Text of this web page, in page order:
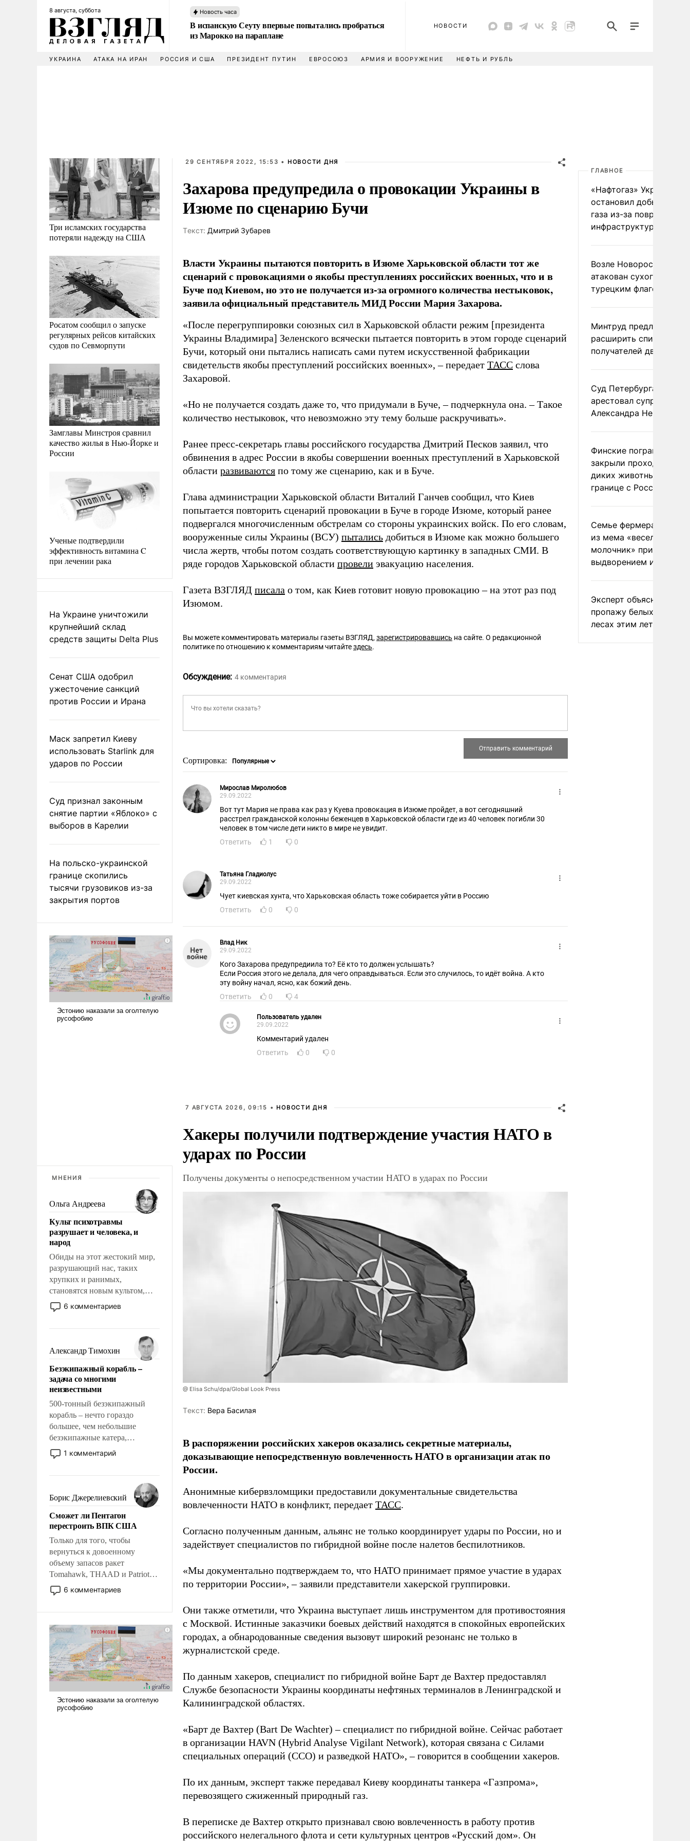
8 августа, суббота Новость часа
В испанскую Сеуту впервые попытались пробраться
из Марокко на параплане
НОВОСТИ
УКРАИНА АТАКА НА ИРАН РОССИЯ И США ПРЕЗИДЕНТ ПУТИН ЕВРОСОЮЗ АРМИЯ И ВООРУЖЕНИЕ НЕФТЬ И РУБЛЬ
Три исламских государства
потеряли надежду на США
Росатом сообщил о запуске
регулярных рейсов китайских
судов по Севморпути
Замглавы Минстроя сравнил
качество жилья в Нью-Йорке и
России
Ученые подтвердили
эффективность витамина C
при лечении рака
На Украине уничтожили
крупнейший склад
средств защиты Delta Plus
Сенат США одобрил
ужесточение санкций
против России и Ирана
Маск запретил Киеву
использовать Starlink для
ударов по России
Суд признал законным
снятие партии «Яблоко» с
выборов в Карелии
На польско-украинской
границе скопились
тысячи грузовиков из-за
закрытия портов
МНЕНИЯ
Ольга Андреева
Культ психотравмы
разрушает и человека, и
народ
Обиды на этот жестокий мир,
разрушающий нас, таких
хрупких и ранимых,
становятся новым культом,
постепенно вытесняя и
отменяя традиционное
мужественным и твердым под
ударами судьбы, брать на себя
ответственность, помогать
слабым, идти вперед и
адаптироваться.
6 комментариев
Александр Тимохин
Безэкипажный корабль –
задача со многими
неизвестными
500-тонный безэкипажный
корабль – нечто гораздо
большее, чем небольшие
безэкипажные катера,
применение которых уже
стало обыденностью. Задача по
сложна и амбициозна. Однако
и ее реализация радикально
поднимет наши боевые
возможности.
1 комментарий
Борис Джерелиевский
Сможет ли Пентагон
перестроить ВПК США
Только для того, чтобы
вернуться к довоенному
объему запасов ракет
Tomahawk, THAAD и Patriot
США потребуется более трех
лет. Даже небольшая война с
Сложившаяся ситуация
означает многолетний период
уязвимости США, например,
перед Китаем.
6 комментариев
29 СЕНТЯБРЯ 2022, 15:53 • НОВОСТИ ДНЯ
Захарова предупредила о провокации Украины в
Изюме по сценарию Бучи
Tекст: Дмитрий Зубарев
Власти Украины пытаются повторить в Изюме Харьковской области тот же
сценарий с провокациями о якобы преступлениях российских военных, что и в
Буче под Киевом, но это не получается из-за огромного количества нестыковок,
заявила официальный представитель МИД России Мария Захарова.
«После перегруппировки союзных сил в Харьковской области режим [президента
Украины Владимира] Зеленского всячески пытается повторить в этом городе сценарий
Бучи, который они пытались написать сами путем искусственной фабрикации
свидетельств якобы преступлений российских военных», – передает ТАСС слова
Захаровой.
«Но не получается создать даже то, что придумали в Буче, – подчеркнула она. – Такое
количество нестыковок, что невозможно эту тему больше раскручивать».
Ранее пресс-секретарь главы российского государства Дмитрий Песков заявил, что
обвинения в адрес России в якобы совершении военных преступлений в Харьковской
области развиваются по тому же сценарию, как и в Буче.
Глава администрации Харьковской области Виталий Ганчев сообщил, что Киев
попытается повторить сценарий провокации в Буче в городе Изюме, который ранее
подвергался многочисленным обстрелам со стороны украинских войск. По его словам,
вооруженные силы Украины (ВСУ) пытались добиться в Изюме как можно большего
числа жертв, чтобы потом создать соответствующую картинку в западных СМИ. В
ряде городов Харьковской области провели эвакуацию населения.
Газета ВЗГЛЯД писала о том, как Киев готовит новую провокацию – на этот раз под
Изюмом.
Вы можете комментировать материалы газеты ВЗГЛЯД, зарегистрировавшись на сайте. О редакционной
политике по отношению к комментариям читайтездесь.
Обсуждение: 4 комментария
Сортировка:
Мирослав Миролюбов
29.09.2022
Вот тут Мария не права как раз у Куева провокация в Изюме пройдет, а вот сегодняшний
расстрел гражданской колонны беженцев в Харьковской области где из 40 человек погибли 30
человек в том числе дети никто в мире не увидит.
Ответить
1 0
Татьяна Гладиолус
29.09.2022
Чует киевская хунта, что Харьковская область тоже собирается уйти в Россию
Ответить
0 0
Влад Ник
29.09.2022
Кого Захарова предупредиила то? Её кто то должен услышать?
Если Россия этого не делала, для чего оправдываться. Если это случилось, то идёт война. А кто
эту войну начал, ясно, как божий день.
Ответить
0 4
Пользователь удален
29.09.2022
Комментарий удален
Ответить
0 0
7 АВГУСТА 2026, 09:15 • НОВОСТИ ДНЯ
Хакеры получили подтверждение участия НАТО в
ударах по России
Получены документы о непосредственном участии НАТО в ударах по России
@ Elisa Schu/dpa/Global Look Press
Tекст: Вера Басилая
В распоряжении российских хакеров оказались секретные материалы,
доказывающие непосредственную вовлеченность НАТО в организации атак по
России.
Анонимные кибервзломщики предоставили документальные свидетельства
вовлеченности НАТО в конфликт, передает ТАСС.
Согласно полученным данным, альянс не только координирует удары по России, но и
задействует специалистов по гибридной войне после налетов беспилотников.
«Мы документально подтверждаем то, что НАТО принимает прямое участие в ударах
по территории России», – заявили представители хакерской группировки.
Они также отметили, что Украина выступает лишь инструментом для противостояния
с Москвой. Истинные заказчики боевых действий находятся в спокойных европейских
городах, а обнародованные сведения вызовут широкий резонанс не только в
журналистской среде.
По данным хакеров, специалист по гибридной войне Барт де Вахтер предоставлял
Службе безопасности Украины координаты нефтяных терминалов в Ленинградской и
Калининградской областях.
«Барт де Вахтер (Bart De Wachter) – специалист по гибридной войне. Сейчас работает
в организации HAVN (Hybrid Analyse Vigilant Network), которая связана с Силами
специальных операций (ССО) и разведкой НАТО», – говорится в сообщении хакеров.
По их данным, эксперт также передавал Киеву координаты танкера «Газпрома»,
перевозящего сжиженный природный газ.
В переписке де Вахтер открыто признавал свою вовлеченность в работу против
российского нелегального флота и сети культурных центров «Русский дом». Он
ГЛАВНОЕ
«Нафтогаз» Украины
остановил добычу
газа из-за повреждения
инфраструктуры
Возле Новороссийска
атакован сухогруз под
турецким флагом
Минтруд предложил
расширить список
получателей двух
Суд Петербурга заочно
арестовал супругу
Александра Невзорова
Финские пограничники
закрыли проходы для
диких животных на
границе с Россией
Семье фермера
из мема «веселый
молочник» пригрозили
выдворением из
Эксперт объяснил
пропажу белых грибов
лесах этим летом